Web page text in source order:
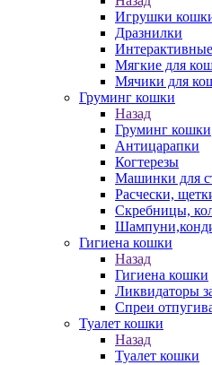
Игрушки
Дразнилки
Мягкие для
Мячики для
Груминг кошки
Назад
Груминг кошки
Антицарапки
Когтерезы
Машинки для
Расчески,
Скребницы,
Гигиена кошки
Назад
Гигиена кошки
Ликвидаторы
Спреи
Туалет кошки
Назад
Туалет кошки